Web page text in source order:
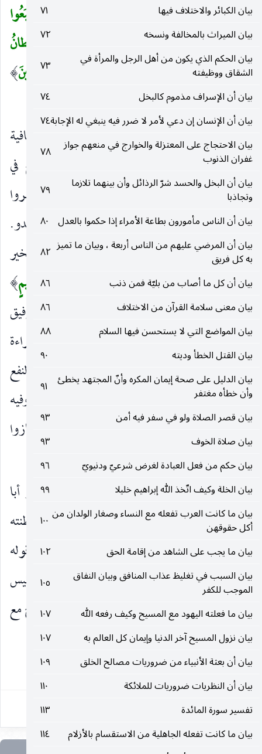
بيان الكبائر والاختلاف فيها
٧١
بيان الميراث بالمخالفة ونسخه
٧٢
بيان الحكم الذي يكون من أهل الرجل والمرأة في
الشقاق ووظيفته
٧٣
بيان أن الإسراف مذموم كالبخل
٧٤
بيان أن الإنسان إن دعي لأمر لا ضرر فيه ينبغي له الإجابة٧٤
بيان الاحتجاج على المعتزلة والخوارج في منعهم جواز
غفران الذنوب
٧٨
بيان أن البخل والحسد شرّ الرذائل وأن بينهما تلازما
وتجاذبا
٧٩
بيان أن الناس مأمورون بطاعة الأمراء إذا حكموا بالعدل ٨٠
بيان أن المرضي عليهم من الناس أربعة ، وبيان ما تميز
به كل فريق
٨٢
بيان أن كل ما أصاب من بليّة فمن ذنب
٨٦
بيان معنى سلامة القرآن من الاختلاف
٨٦
بيان المواضع التي لا يستحسن فيها السلام
٨٨
بيان القتل الخطأ وديته
٩٠
بيان الدليل على صحة إيمان المكره وأنّ المجتهد يخطئ
وأن خطأه مغتفر
٩١
بيان قصر الصلاة ولو في سفر فيه أمن
٩٣
بيان صلاة الخوف
٩٣
بيان حكم من فعل العبادة لغرض شرعيّ ودنيويّ
٩٦
بيان الخلة وكيف اتّخذ الله إبراهيم خليلا
٩٩
بيان ما كانت العرب تفعله مع النساء وصغار الولدان من
أكل حقوقهن
١٠٠
بيان ما يجب على الشاهد من إقامة الحق
١٠٢
بيان السبب في تغليظ عذاب المنافق وبيان النفاق
الموجب للكفر
١٠٥
بيان ما فعلته اليهود مع المسيح وكيف رفعه الله
١٠٧
بيان نزول المسيح آخر الدنيا وإيمان كل العالم به
١٠٧
بيان أن بعثة الأنبياء من ضروريات مصالح الخلق
١٠٩
بيان أن النظريات ضروريات للملائكة
١١٠
تفسير سورة المائدة
١١٣
بيان ما كانت تفعله الجاهلية من الاستقسام بالأزلام
١١٤
(فَانْقَلَبُوا بِنِعْمَةٍ مِنَ اللهِ وَفَضْلٍ لَمْ يَمْسَسْهُمْ سُوءٌ وَاتَّبَعُوا
رِضْوانَ اللهِ وَاللهُ ذُو فَضْلٍ عَظِيمٍ
إِنَّما ذلِكُمُ الشَّيْطانُ
يُخَوِّفُ أَوْلِياءَهُ فَلا تَخافُوهُمْ وَخافُونِ إِنْ كُنْتُمْ مُؤْمِنِينَ)
(١٧٥)
فَانْقَلَبُوا فرجعوا من بدر. بِنِعْمَةٍ مِنَ اللهِ
عافية
وثبات على الإيمان وزيادة فيه.
وربح في
التجارة فإنهم لما أتوا بدرا وأوفوا بها سوقا فاتجروا
وربحوا.(لَمْ يَمْسَسْهُمْ سُوءٌ)من جراحة وكيد عدو.
(وَاتَّبَعُوا رِضْوانَ اللهِ)الذي هو مناط الفوز بخير
الدارين بجراءتهم وخروجهم.( وَاللهُ ذُو فَضْلٍ عَظِيمٍ)
قد تفضل عليهم بالتثبيت وزيادة الإيمان والتوفيق
للمبادرة إلى الجهاد ، والتصلب في الدين وإظهار الجراءة
على العدو ، وبالحفظ عن كل ما يسوءهم ، وإصابة النفع
مع ضمان الأجر حتى انقلبوا بنعمة من الله وفضل. وفيه
تحسير للمتخلف وتخطئة رأيه حيث حرم نفسه ما فازوا
به.
(إِنَّما ذلِكُمُ الشَّيْطانُ)يريد به المثبط نعيما أو أبا
سفيان ، والشيطان خبر(ذلِكُمُ)وما بعده بيان لشيطنته
أو صفته وما بعده خبر ، ويجوز أن تكون الإشارة إلى قوله
على تقدير مضاف أي إنما ذلكم قول الشيطان يعني إبليس
عليه اللعنة.(يُخَوِّفُ أَوْلِياءَهُ)القاعدين عن الخروج مع
الرسول ، أو يخوفكم أولياؤه الذين هم
٤٩